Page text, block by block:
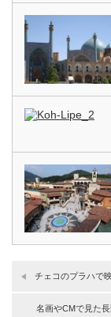
チェコのプラハで
名画やCMで見た